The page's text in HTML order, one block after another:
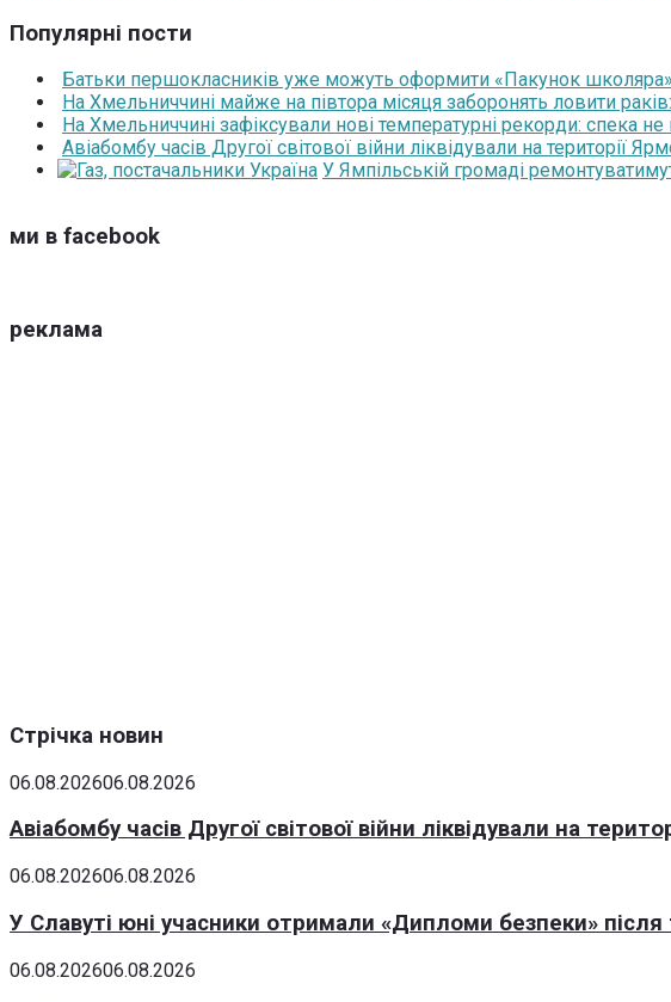
Популярні пости
Батьки першокласників уже можуть оформити «Пакунок
На Хмельниччині майже на півтора місяця заборонять ловити
На Хмельниччині зафіксували нові температурні рекорди: спека не
Авіабомбу часів Другої світової війни ліквідували на території
У Ямпільській громаді
ми в facebook
реклама
Стрічка новин
06.08.202606.08.2026
Авіабомбу часів Другої світової війни ліквідували на
06.08.202606.08.2026
У Славуті юні учасники отримали «Дипломи безпеки»
06.08.202606.08.2026